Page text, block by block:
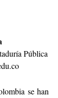
Pública
se han